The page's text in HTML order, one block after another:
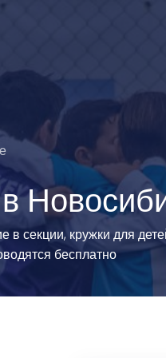
виды
спорт
спорта
секции, кружки для
бесплатно